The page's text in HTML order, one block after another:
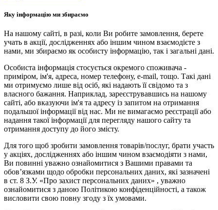
Яку інформацію ми збираємо
На нашому сайті, в разі, коли Ви робите замовлення, берете
учать в акції, дослідженнях або іншим чином взаємодієте з
нами, ми збираємо як особисту інформацію, так і загальні дані.
Особиста інформація стосується окремого споживача -
приміром, ім'я, адреса, номер телефону, e-mail, тощо. Такі дані
ми отримуємо лише від осіб, які надають її свідомо та з
власного бажання. Наприклад, зареєструвавшись на нашому
сайті, або вказуючи ім'я та адресу із запитом на отримання
подальшої інформації від нас. Ми не вимагаємо реєстрації або
надання такої інформації для перегляду нашого сайту та
отримання доступу до його змісту.
Для того щоб зробити замовлення товарів/послуг, брати участь
у акціях, дослідженнях або іншим чином взаємодіяти з нами,
Ви повинні уважно ознайомитися з Вашими правами та
обов’язками щодо обробки персональних даних, які зазначені
в ст. 8 З.У. «Про захист персональних даних» , уважно
ознайомитися з даною Політикою конфіденційності, а також
висловити свою повну згоду з їх умовами.